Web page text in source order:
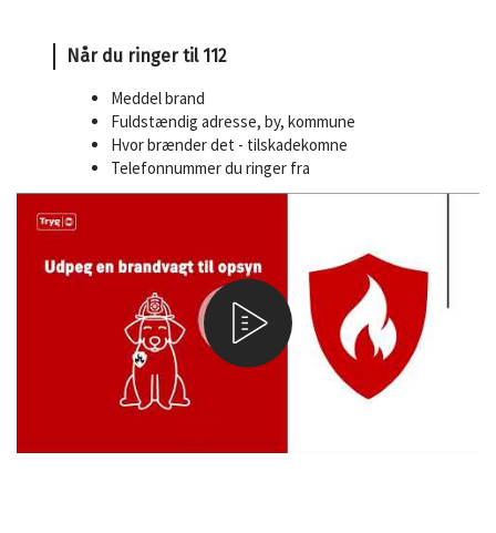
Når du ringer til 112
Meddel brand
Fuldstændig adresse, by, kommune
Hvor brænder det - tilskadekomne
Telefonnummer du ringer fra